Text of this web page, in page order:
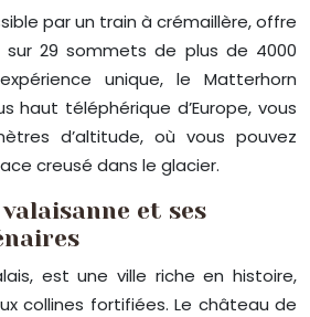
par un train à crémaillère, offre
sur 29 sommets de plus de 4000
unique, le Matterhorn
haut téléphérique d’Europe, vous
d’altitude, où vous pouvez
creusé dans le glacier.
et ses
est une ville riche en histoire,
collines fortifiées. Le château de